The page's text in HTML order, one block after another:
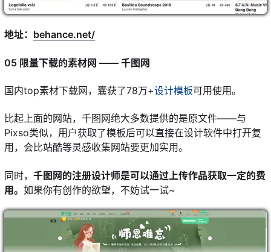
地址： behance.net/
05 限量下载的素材网 —— 千图网
国内top素材下载网，囊获了78万+设计模板可用使用。
比起上面的网站，千图网绝大多数提供的是原文件——与
Pixso类似，用户获取了模板后可以直接在设计软件中打开复
用，会比站酷等灵感收集网站要更加实用。
同时， 千图网的注册设计师是可以通过上传作品获取一定的费
用。 如果你有创作的欲望，不妨试一试~